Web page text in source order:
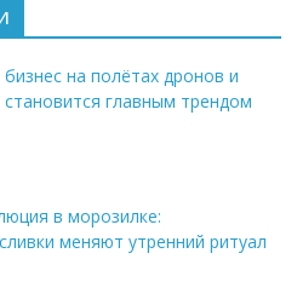
на полётах дронов и
главным трендом
в морозилке:
меняют утренний ритуал